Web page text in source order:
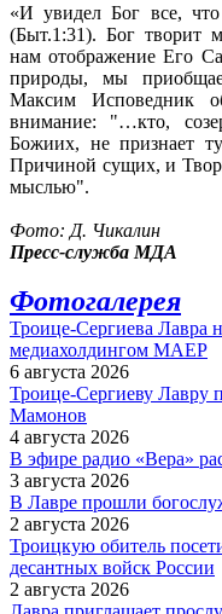
«И увидел Бог все,
(Быт.1:31). Бог творит
нам отображение Его
природы, мы
Максим Исповедник
внимание: "…кто,
Божиих, не признает
Причиной сущих, и
мыслью".
Фото: Д. Чикалин
Пресс-служба МДА
Фотогалерея
Троице-Сергиева Лавра
медиахолдингом МАЕР
6 августа 2026
Троице-Сергиеву Лавру
Мамонов
4 августа 2026
В эфире радио «Вера»
3 августа 2026
В Лавре прошли
2 августа 2026
Троицкую обитель
десантных войск России
2 августа 2026